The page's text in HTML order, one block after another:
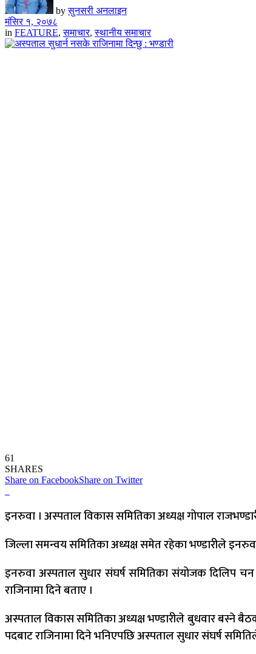
by सुनसरी अनलाइन
मंसिर १, २०७८
in FEATURE,समाचार,स्थानीय समाचार
61
SHARES
Share on FacebookShare on Twitter
इनरुवा । अस्पताल विकास समितिका अध्यक्ष गोपाल
जिल्ला समन्वय समितिका अध्यक्ष समेत रहेका भण्डारीले
इनरुवा अस्पताल सुधार संघर्ष समितिका संयोजक दिलिप चन
राजिनामा दिने बताए ।
अस्पताल विकास समितिका अध्यक्ष भण्डारीले बुधवार बस्ने
पदबाट राजिनामा दिने भनिएपछि अस्पताल सुधार संघर्ष